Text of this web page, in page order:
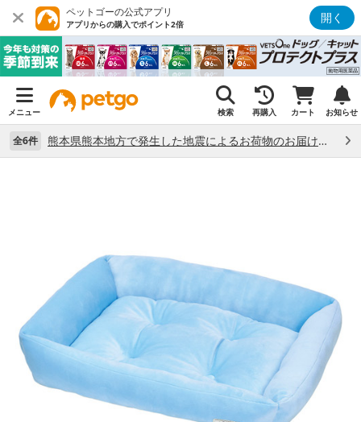
ペットゴーの公式アプリ
アプリからの購入でポイント2倍 開く
メニュー 検索 再購入 カート お知らせ
全6件 熊本県熊本地方で発生した地震によるお荷物のお届け状況について （7/28）